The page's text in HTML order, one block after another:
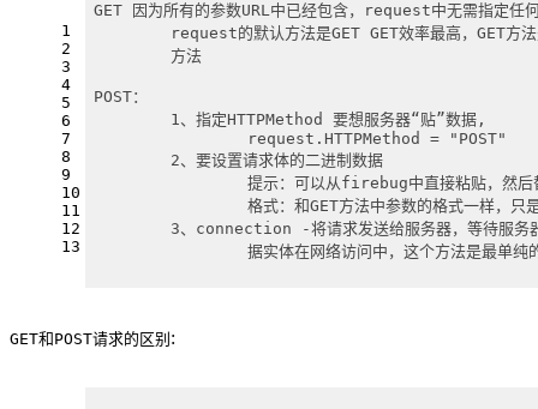
1
2
3
4
5
6
7
8
9
10
11
12
13
GET 因为所有的参数URL中已经包含，request中无需指定任
request的默认方法是GET GET效率最高，GET方法
	方法
POST：
	1、指定HTTPMethod 要想服务器“贴”数据,
		request.HTTPMethod = "POST"
	2、要设置请求体的二进制数据
提示：可以从firebug中直接粘贴，然后
格式：和GET方法中参数的格式一样，只
3、connection -将请求发送给服务器，等待服务
据实体在网络访问中，这个方法是最单纯
GET和POST请求的区别 :